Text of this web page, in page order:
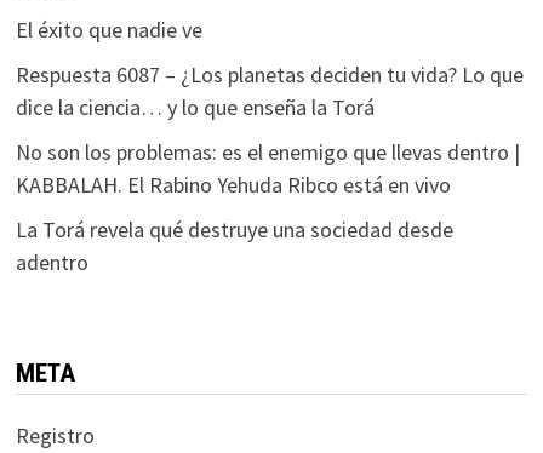
El éxito que nadie ve
Respuesta 6087 – ¿Los planetas deciden tu vida? Lo que
dice la ciencia… y lo que enseña la Torá
No son los problemas: es el enemigo que llevas dentro |
KABBALAH. El Rabino Yehuda Ribco está en vivo
La Torá revela qué destruye una sociedad desde
adentro
META
Registro